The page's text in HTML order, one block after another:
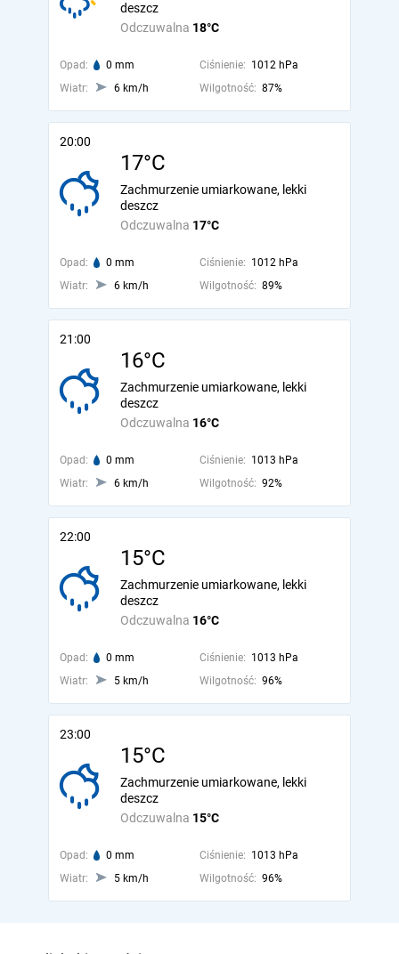
Odczuwalna 18°C
deszcz
Opad: 0 mm Ciśnienie: 1012 hPa
Wiatr:
6 km/h Wilgotność: 87%
20:00
17°C
Odczuwalna 17°C
Zachmurzenie umiarkowane, lekki
deszcz
Opad: 0 mm Ciśnienie: 1012 hPa
Wiatr:
6 km/h Wilgotność: 89%
21:00
16°C
Odczuwalna 16°C
Zachmurzenie umiarkowane, lekki
deszcz
Opad: 0 mm Ciśnienie: 1013 hPa
Wiatr:
6 km/h Wilgotność: 92%
22:00
15°C
Odczuwalna 16°C
Zachmurzenie umiarkowane, lekki
deszcz
Opad: 0 mm Ciśnienie: 1013 hPa
Wiatr:
5 km/h Wilgotność: 96%
23:00
15°C
Odczuwalna 15°C
Zachmurzenie umiarkowane, lekki
deszcz
Opad: 0 mm Ciśnienie: 1013 hPa
Wiatr:
5 km/h Wilgotność: 96%